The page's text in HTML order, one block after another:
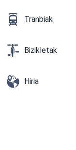
Tranbiak
Bizikletak
Hiria